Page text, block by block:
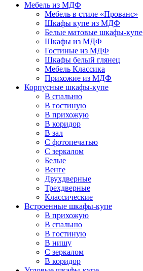
Мебель из МДФ
Мебель в стиле «Прованс»
Шкафы купе из МДФ
Белые матовые шкафы-купе
Шкафы из МДФ
Гостиные из МДФ
Шкафы белый глянец
Мебель Классика
Прихожие из МДФ
Корпусные шкафы-купе
В спальню
В гостиную
В прихожую
В коридор
В зал
С фотопечатью
С зеркалом
Белые
Венге
Двухдверные
Трехдверные
Классические
Встроенные шкафы-купе
В прихожую
В спальню
В гостиную
В нишу
С зеркалом
В коридор